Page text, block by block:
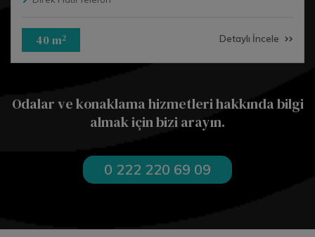
40 m2 Detaylı İncele
Odalar ve konaklama hizmetleri hakkında bilgi
almak için bizi arayın.
0 222 220 69 09